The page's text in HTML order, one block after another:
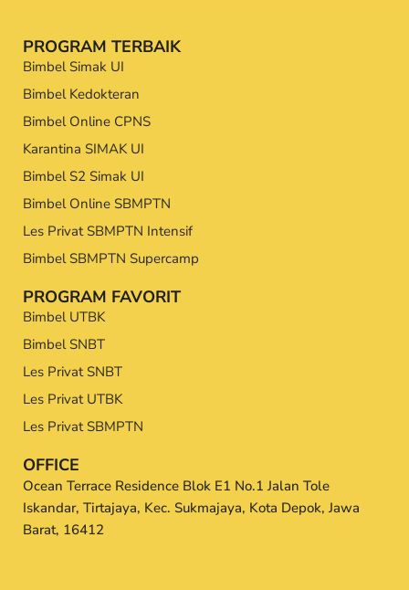
PROGRAM TERBAIK
Bimbel Simak UI
Bimbel Kedokteran
Bimbel Online CPNS
Karantina SIMAK UI
Bimbel S2 Simak UI
Bimbel Online SBMPTN
Les Privat SBMPTN Intensif
Bimbel SBMPTN Supercamp
PROGRAM FAVORIT
Bimbel UTBK
Bimbel SNBT
Les Privat SNBT
Les Privat UTBK
Les Privat SBMPTN
OFFICE
Ocean Terrace Residence Blok E1 No.1 Jalan Tole
Iskandar, Tirtajaya, Kec. Sukmajaya, Kota Depok, Jawa
Barat, 16412